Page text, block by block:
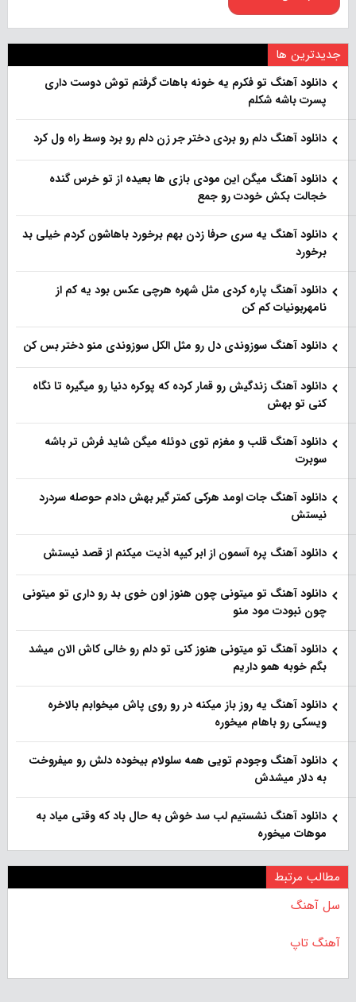
جدیدترین ها
دانلود آهنگ تو فکرم یه خونه باهات گرفتم توش دوست داری
پسرت باشه شکلم
دانلود آهنگ دلم رو بردی دختر جر زن دلم رو برد وسط راه ول کرد
دانلود آهنگ میگن این مودی بازی ها بعیده از تو خرس گنده
خجالت بکش خودت رو جمع
دانلود آهنگ یه سری حرفا زدن بهم برخورد باهاشون کردم خیلی بد
برخورد
دانلود آهنگ پاره کردی مثل شهره هرچی عکس بود یه کم از
نامهربونیات کم کن
دانلود آهنگ سوزوندی دل رو مثل الکل سوزوندی منو دختر بس کن
دانلود آهنگ زندگیش رو قمار کرده که پوکره دنیا رو میگیره تا نگاه
کنی تو بهش
دانلود آهنگ قلب و مغزم توی دوئله میگن شاید فرش تر باشه
سوبرت
دانلود آهنگ جات اومد هرکی کمتر گیر بهش دادم حوصله سردرد
نیستش
دانلود آهنگ پره آسمون از ابر کیپه اذیت میکنم از قصد نیستش
دانلود آهنگ تو میتونی چون هنوز اون خوی بد رو داری تو میتونی
چون نبودت مود منو
دانلود آهنگ تو میتونی هنوز کنی تو دلم رو خالی کاش الان میشد
بگم خوبه همو داریم
دانلود آهنگ یه روز باز‌ میکنه در رو روی پاش میخوابم بالاخره
ویسکی رو باهام میخوره
دانلود آهنگ وجودم تویی همه سلولام بیخوده دلش رو میفروخت
به دلار میشدش
دانلود آهنگ نشستیم لب سد خوش به حال باد که وقتی میاد به
موهات میخوره
مطالب مرتبط
سل آهنگ
آهنگ تاپ